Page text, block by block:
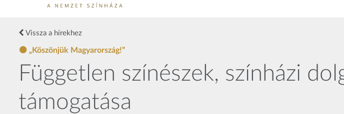
Vissza a hírekhez
„Köszönjük Magyarország!”
Független színészek, színházi
támogatása